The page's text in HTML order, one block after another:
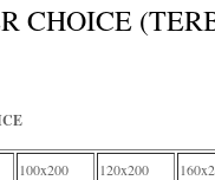
CHOICE
100x200 120x200